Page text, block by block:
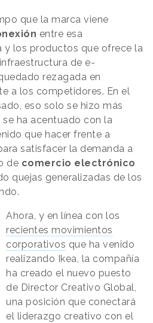
que la marca viene
entre esa
y los productos que ofrece la
de e-
rezagada en
a los competidores. En el
eso solo se hizo más
ha acentuado con la
que hacer frente a
satisfacer la demanda a
de comercio electrónico
quejas generalizadas de los
Ahora, y en línea con los
recientes movimientos
corporativos que ha venido
realizando Ikea, la compañía
ha creado el nuevo puesto
de Director Creativo Global,
una posición que conectará
el liderazgo creativo con el